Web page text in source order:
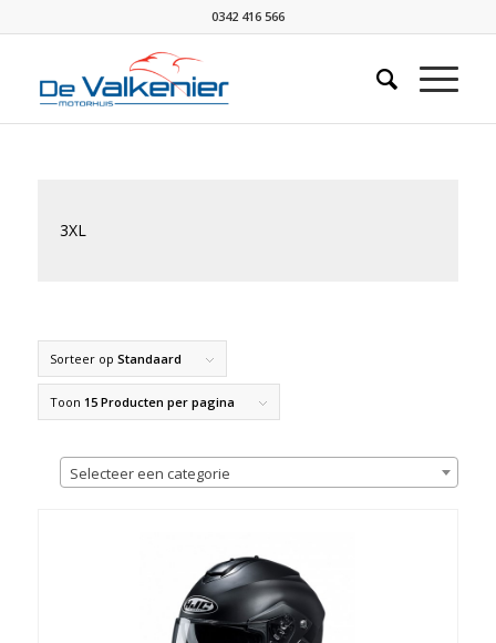
0342 416 566
3XL
Sorteer op Standaard
Toon 15 Producten per pagina
Selecteer een categorie